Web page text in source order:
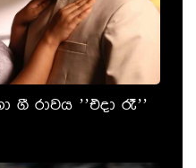
රාවය ’’එදා රෑ’’